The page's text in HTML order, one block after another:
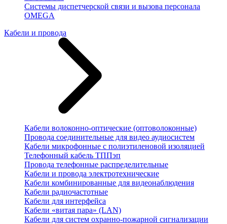
Системы диспетчерской связи и вызова персонала
OMEGA
Кабели и провода
Кабели волоконно-оптические (оптоволоконные)
Провода соединительные для видео аудиосистем
Кабели микрофонные с полиэтиленовой изоляцией
Телефонный кабель ТППэп
Провода телефонные распределительные
Кабели и провода электротехнические
Кабели комбинированные для видеонаблюдения
Кабели радиочастотные
Кабели для интерфейса
Кабели «витая пара» (LAN)
Кабели для систем охранно-пожарной сигнализации